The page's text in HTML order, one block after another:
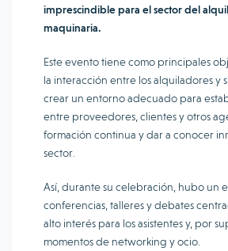
imprescindible para el sector del
maquinaria.
Este evento tiene como principales
la interacción entre los alquiladores y
crear un entorno adecuado para
entre proveedores, clientes y otros
formación continua y dar a conocer
sector.
Así, durante su celebración, hubo un
conferencias, talleres y debates
alto interés para los asistentes y, por
momentos de networking y ocio.